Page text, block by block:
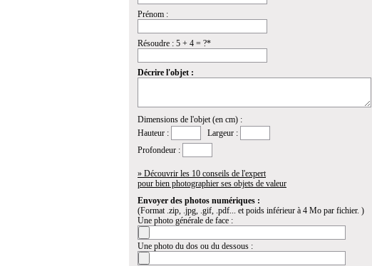
Prénom :
Résoudre : 5 + 4 = ?*
Décrire l'objet :
Dimensions de l'objet (en cm) :
Hauteur :
Largeur :
Profondeur :
» Découvrir les 10 conseils de l'expert
pour bien photographier ses objets de valeur
Envoyer des photos numériques :
(Format .zip, .jpg, .gif, .pdf... et poids inférieur à 4 Mo par fichier. )
Une photo générale de face :
Une photo du dos ou du dessous :